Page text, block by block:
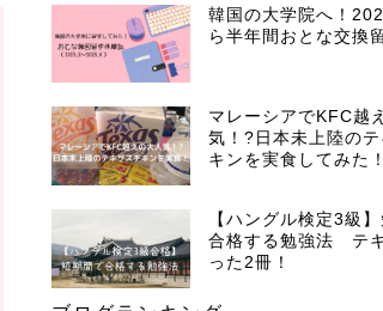
韓国の大学院へ！
ら半年間おとな交換
マレーシアでKFC越
気！?日本未上陸のテ
キンを実食してみた！
【ハングル検定3級
合格する勉強法 テ
った2冊！